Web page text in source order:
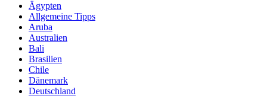
Ägypten
Allgemeine Tipps
Aruba
Australien
Bali
Brasilien
Chile
Dänemark
Deutschland